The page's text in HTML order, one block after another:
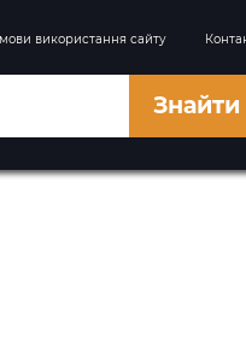
використання сайту
Знайти